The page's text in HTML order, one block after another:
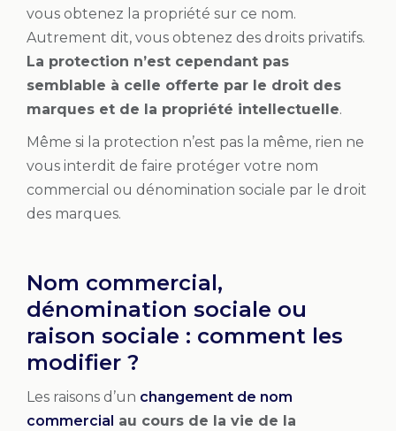
vous obtenez la propriété sur ce nom.
Autrement dit, vous obtenez des droits privatifs.
La protection n’est cependant pas
semblable à celle offerte par le droit des
marques et de la propriété intellectuelle.
Même si la protection n’est pas la même, rien ne
vous interdit de faire protéger votre nom
commercial ou dénomination sociale par le droit
des marques.
Nom commercial,
dénomination sociale ou
raison sociale : comment les
modifier ?
Les raisons d’un changement de nom
commercial au cours de la vie de la